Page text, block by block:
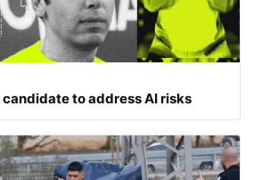
to address AI risks